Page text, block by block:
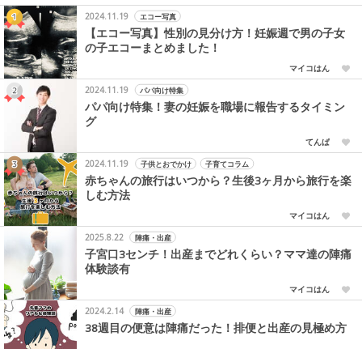
2024.11.19 エコー写真
【エコー写真】性別の見分け方！妊娠週で男の子女
の子エコーまとめました！
マイコはん
2024.11.19
パパ向け特集
パパ向け特集！妻の妊娠を職場に報告するタイミン
グ
てんぱ
2024.11.19
子供とおでかけ 子育てコラム
赤ちゃんの旅行はいつから？生後3ヶ月から旅行を楽
しむ方法
マイコはん
2025.8.22
陣痛・出産
子宮口3センチ！出産までどれくらい？ママ達の陣痛
体験談有
マイコはん
2024.2.14
陣痛・出産
38週目の便意は陣痛だった！排便と出産の見極め方